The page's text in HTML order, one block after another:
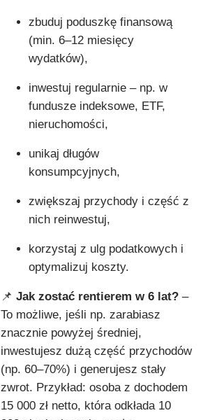
zbuduj poduszkę finansową
(min. 6–12 miesięcy
wydatków),
inwestuj regularnie – np. w
fundusze indeksowe, ETF,
nieruchomości,
unikaj długów
konsumpcyjnych,
zwiększaj przychody i część z
nich reinwestuj,
korzystaj z ulg podatkowych i
optymalizuj koszty.
📌 Jak zostać rentierem w 6 lat? –
To możliwe, jeśli np. zarabiasz
znacznie powyżej średniej,
inwestujesz dużą część przychodów
(np. 60–70%) i generujesz stały
zwrot. Przykład: osoba z dochodem
15 000 zł netto, która odkłada 10